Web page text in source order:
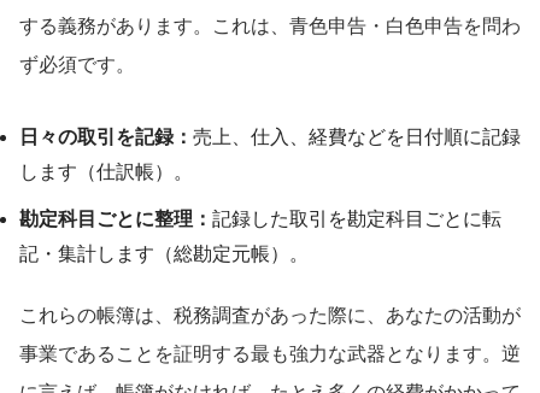
する義務があります。これは、青色申告・白色申告を問わ
ず必須です。
日々の取引を記録： 売上、仕入、経費などを日付順に記録
します（仕訳帳）。
勘定科目ごとに整理： 記録した取引を勘定科目ごとに転
記・集計します（総勘定元帳）。
これらの帳簿は、税務調査があった際に、あなたの活動が
事業であることを証明する最も強力な武器となります。逆